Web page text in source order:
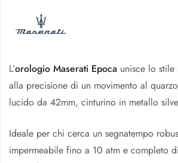
L’orologio Maserati Epoca unisce lo
alla precisione di un movimento al
lucido da 42mm, cinturino in metallo
Ideale per chi cerca un segnatempo
impermeabile fino a 10 atm e completo